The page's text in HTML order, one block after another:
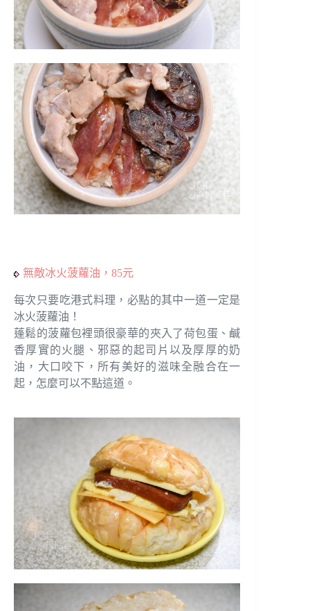
無敵冰火菠蘿油，85元
每次只要吃港式料理，必點的其中一道一定是
冰火菠蘿油！
蓬鬆的菠蘿包裡頭很豪華的夾入了荷包蛋、鹹
香厚實的火腿、邪惡的起司片以及厚厚的奶
油，大口咬下，所有美好的滋味全融合在一
起，怎麼可以不點這道。